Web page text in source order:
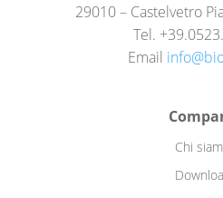
29010 – Castelvetro
Tel.
Email
Chi